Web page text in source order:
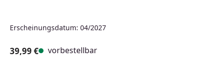
Erscheinungsdatum: 04/2027
39,99 € vorbestellbar